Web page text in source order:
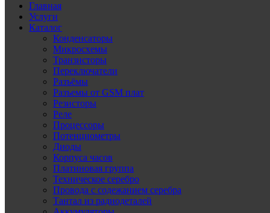
Главная
Услуги
Каталог
Конденсаторы
Микросхемы
Транзисторы
Переключатели
Разъёмы
Разъемы от GSM плат
Резисторы
Реле
Процессоры
Потенциометры
Диоды
Корпуса часов
Платиновая группа
Техническое серебро
Провода с содежанием серебра
Тантал из радиодеталей